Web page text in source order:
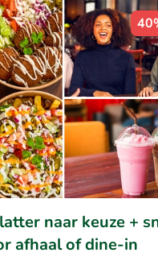
naar keuze +
afhaal of dine-in